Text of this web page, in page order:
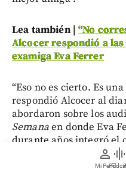
person
Mi Perfil
graphic_eq
Lea también |“No
Alcocer respondió a
examiga Eva Ferrer
“Eso no es cierto. Es
respondió Alcocer al
abordaron sobre los
Semanaen donde Eva
durante años integró el
exprimera dama la
dinero de la campaña,